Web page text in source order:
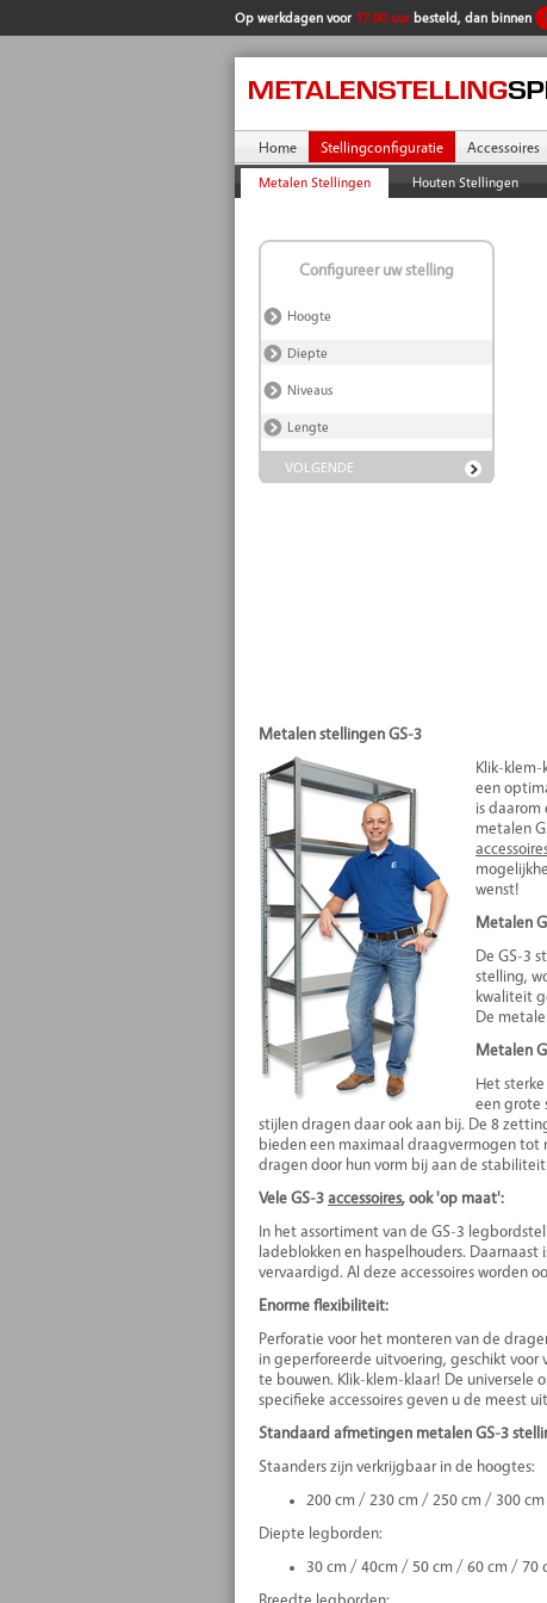
Op werkdagen voor 17.00 uur besteld, dan binnen
Home Stellingconfiguratie Accessoires
Metalen Stellingen Houten Stellingen
Configureer uw stelling
Hoogte
Diepte
Niveaus
Lengte
VOLGENDE
Metalen stellingen GS-3
Klik-
een
is daarom
metalen
wenst!
Metalen
De GS-3
stelling,
kwaliteit
De
Metalen
Het
een grote
stijlen dragen daar ook aan bij. De 8
bieden een maximaal draagvermogen tot
dragen door hun vorm bij aan de
Vele GS-3accessoires, ook 'op maat':
In het assortiment van de GS-3
ladeblokken en haspelhouders.
vervaardigd. Al deze accessoires worden
Enorme flexibiliteit:
Perforatie voor het monteren van de
in geperforeerde uitvoering, geschikt
te bouwen. Klik-klem-klaar! De universele
specifieke accessoires geven u de meest
Standaard afmetingen metalen GS-3
Staanders zijn verkrijgbaar in de hoogtes:
200 cm / 230 cm / 250 cm / 300 cm
Diepte legborden:
30 cm / 40cm / 50 cm / 60 cm / 70
Breedte legborden: